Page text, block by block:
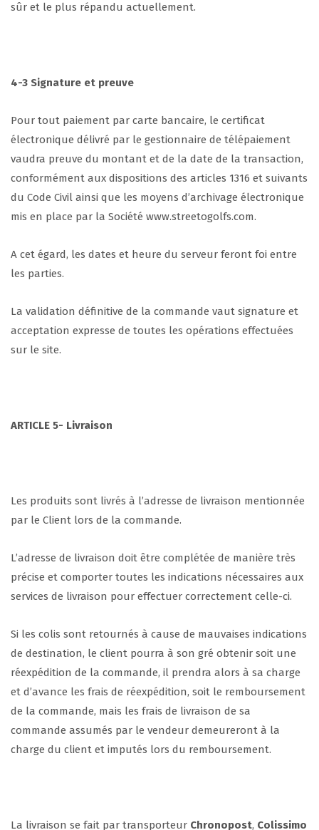
sûr et le plus répandu actuellement.
4-3 Signature et preuve
Pour tout paiement par carte bancaire, le certificat
électronique délivré par le gestionnaire de télépaiement
vaudra preuve du montant et de la date de la transaction,
conformément aux dispositions des articles 1316 et suivants
du Code Civil ainsi que les moyens d’archivage électronique
mis en place par la Société www.streetogolfs.com.
A cet égard, les dates et heure du serveur feront foi entre
les parties.
La validation définitive de la commande vaut signature et
acceptation expresse de toutes les opérations effectuées
sur le site.
ARTICLE 5- Livraison
Les produits sont livrés à l’adresse de livraison mentionnée
par le Client lors de la commande.
L’adresse de livraison doit être complétée de manière très
précise et comporter toutes les indications nécessaires aux
services de livraison pour effectuer correctement celle-ci.
Si les colis sont retournés à cause de mauvaises indications
de destination, le client pourra à son gré obtenir soit une
réexpédition de la commande, il prendra alors à sa charge
et d’avance les frais de réexpédition, soit le remboursement
de la commande, mais les frais de livraison de sa
commande assumés par le vendeur demeureront à la
charge du client et imputés lors du remboursement.
La livraison se fait par transporteur Chronopost, Colissimo